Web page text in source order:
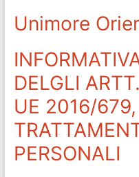
Unimore
DELGLI
UE 2016/
PERSONALI